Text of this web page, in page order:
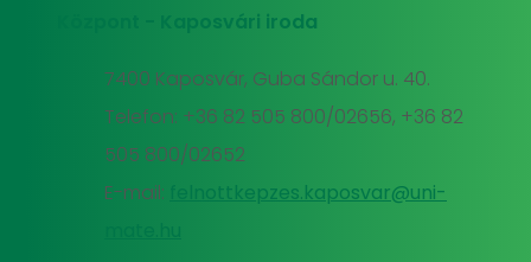
Központ - Kaposvári iroda
7400 Kaposvár, Guba Sándor u. 40.
Telefon: +36 82 505 800/02656, +36 82
505 800/02652
E-mail:
felnottkepzes.kaposvar@uni-